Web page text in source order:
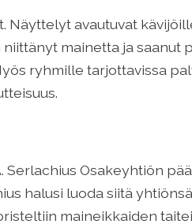
Näyttelyt avautuvat
mainetta ja saanut
ryhmille tarjottavissa
Serlachius Osakeyhtiön
halusi luoda siitä
maineikkaiden